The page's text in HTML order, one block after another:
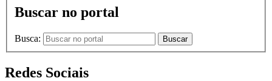
Buscar no portal
Busca: Buscar
Redes Sociais